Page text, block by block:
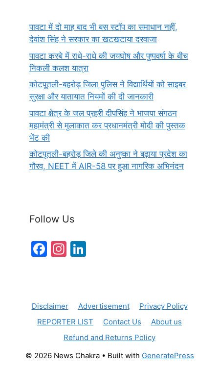
पावटा में दो माह बाद भी बस स्टॉप का समाधान नहीं,
देवांश सिंह ने सरकार का खटखटाया दरवाजा
पावटा कस्बे में राधे-राधे की जयघोष और पुष्पवर्षा के बीच
निकली कलश यात्रा
कोटपूतली-बहरोड़ जिला पुलिस ने विद्यार्थियों को साइबर
सुरक्षा और यातायात नियमों की दी जानकारी
पावटा क्षेत्र के जल प्रहरी दीपसिंह ने भाजपा संगठन
महामंत्री से मुलाकात कर प्रधानमंत्री मोदी की पुस्तक
भेंट की
कोटपूतली-बहरोड़ जिले की अनुष्का ने बढ़ाया प्रदेश का
गौरव, NEET में AIR-58 पर हुआ नागरिक अभिनंदन
Follow Us
F
b
o
k
In
a
m
dI
n
Disclaimer Advertisement
Privacy Policy
REPORTER LIST
Contact Us
About us
Refund and Returns Policy
© 2026 News Chakra• Built with GeneratePress